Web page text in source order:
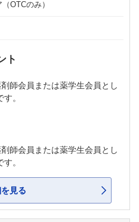
OTCのみ）
ト
師会員または薬学生会員とし
。
師会員または薬学生会員とし
。
見る